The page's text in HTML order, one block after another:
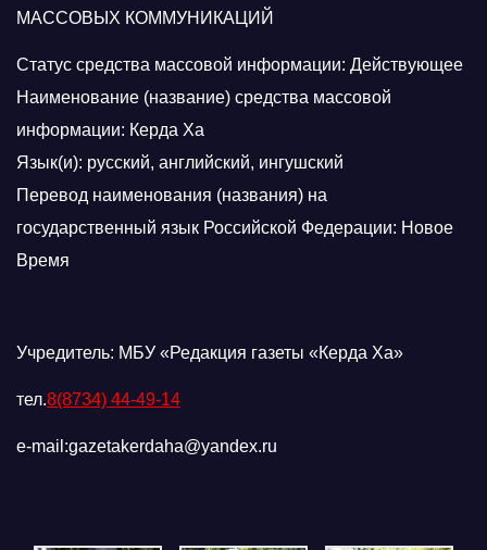
МАССОВЫХ КОММУНИКАЦИЙ
Статус средства массовой информации: Действующее
Наименование (название) средства массовой
информации: Керда Ха
Язык(и): русский, английский, ингушский
Перевод наименования (названия) на
государственный язык Российской Федерации: Новое
Время
Учредитель: МБУ «Редакция газеты «Керда Ха»
тел.8(8734) 44-49-14
e-mail:gazetakerdaha@yandex.ru